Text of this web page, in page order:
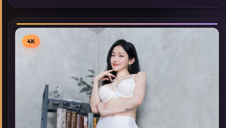
展检索同类型高分佳作，畅享高清在线追剧体验。
▶
4K